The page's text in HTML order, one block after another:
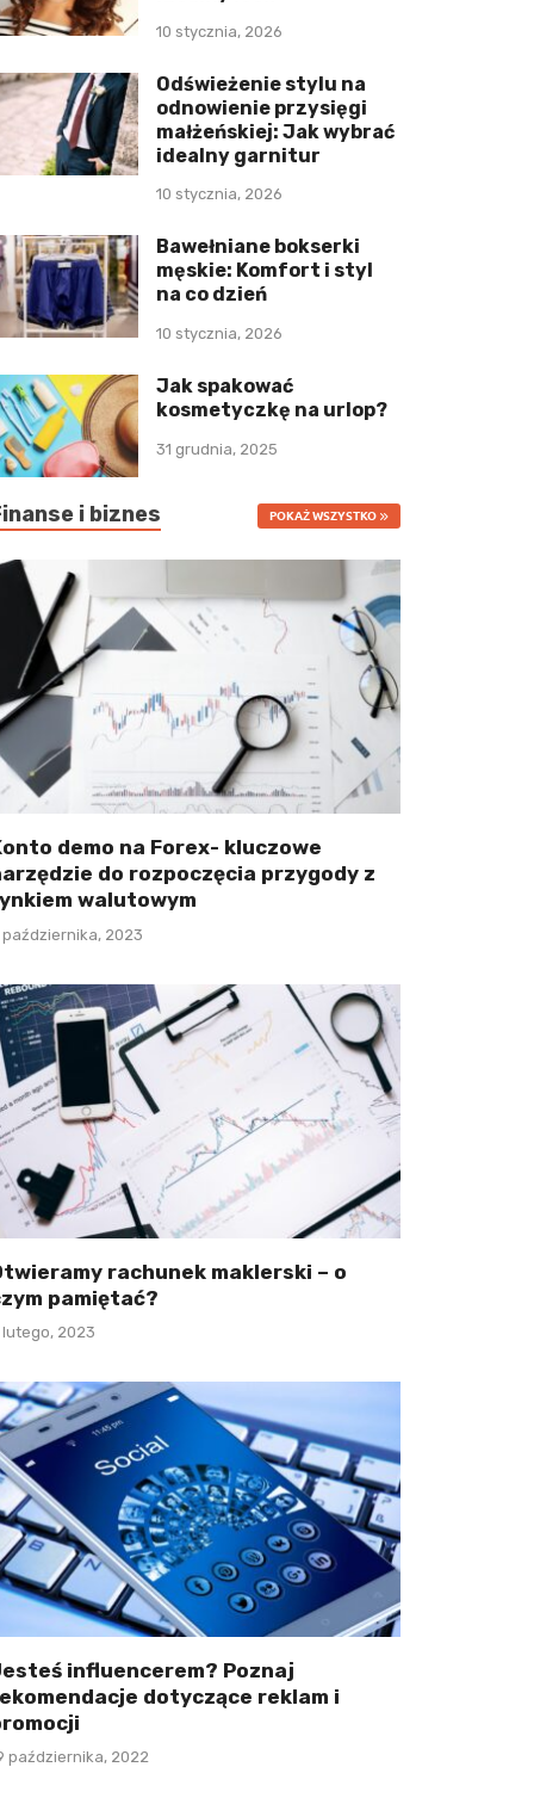
10 stycznia, 2026
Odświeżenie stylu na
odnowienie przysięgi
małżeńskiej: Jak wybrać
idealny garnitur
10 stycznia, 2026
Bawełniane bokserki
męskie: Komfort i styl
na co dzień
10 stycznia, 2026
Jak spakować
kosmetyczkę na urlop?
31 grudnia, 2025
i biznes POKAŻ WSZYSTKO
demo na Forex- kluczowe
do rozpoczęcia przygody z
walutowym
października, 2023
rachunek maklerski – o
pamiętać?
lutego, 2023
influencerem? Poznaj
dotyczące reklam i
października, 2022